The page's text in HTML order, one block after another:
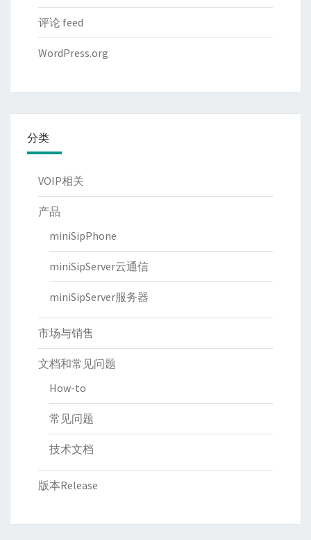
评论 feed
WordPress.org
分类
VOIP相关
产品
miniSipPhone
miniSipServer云通信
miniSipServer服务器
市场与销售
文档和常见问题
How-to
常见问题
技术文档
版本Release